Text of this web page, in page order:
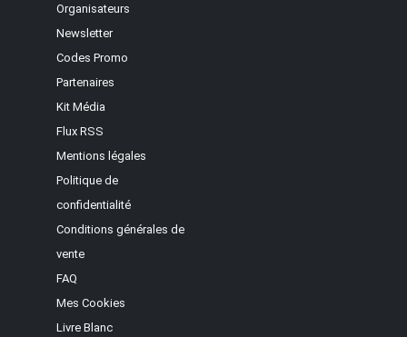
Organisateurs
Newsletter
Codes Promo
Partenaires
Kit Média
Flux RSS
Mentions légales
Politique de
confidentialité
Conditions générales de
vente
FAQ
Mes Cookies
Livre Blanc